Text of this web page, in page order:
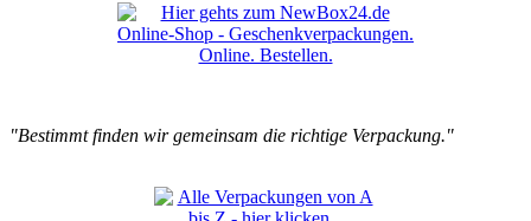
"Bestimmt finden wir gemeinsam die richtige Verpackung."